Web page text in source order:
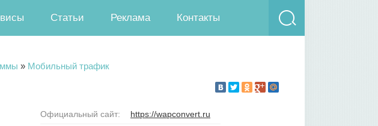
Статьи Реклама Контакты
» Мобильный трафик
Официальный сайт:
https://wapconvert.ru